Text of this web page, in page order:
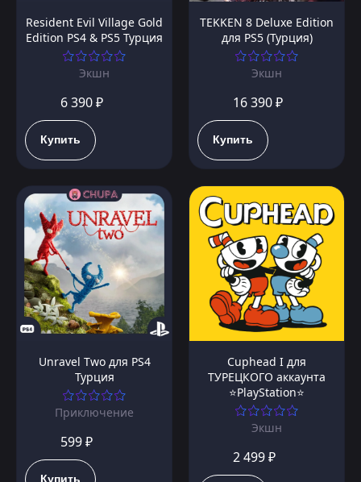
Resident Evil Village Gold
Edition PS4 & PS5 Турция
Экшн
6 390 ₽
Купить
TEKKEN 8 Deluxe Edition
для PS5 (Турция)
Экшн
16 390 ₽
Купить
Unravel Two для PS4
Турция
Приключение
599 ₽
Cuphead I для
ТУРЕЦКОГО аккаунта
⭐PlayStation⭐
Экшн
2 499 ₽